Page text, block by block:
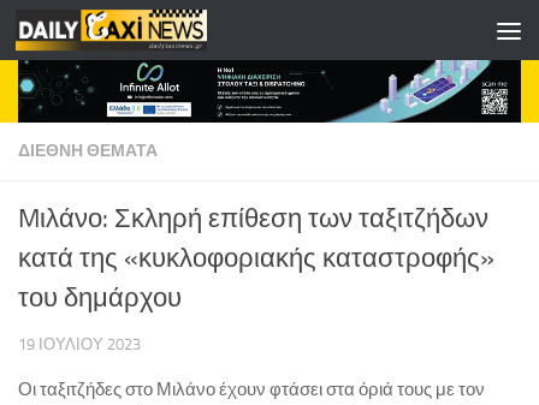
Skip to content
ΔΙΕΘΝΗ ΘΕΜΑΤΑ
Mιλάνο: Σκληρή επίθεση των ταξιτζήδων
κατά της «κυκλοφοριακής καταστροφής»
του δημάρχου
19 ΙΟΥΛΊΟΥ 2023
Οι ταξιτζήδες στο Μιλάνο έχουν φτάσει στα όριά τους με τον